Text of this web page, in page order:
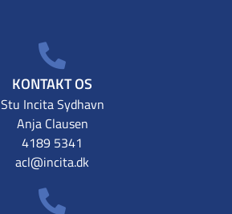
KONTAKT OS
Stu Incita Sydhavn
Anja Clausen
4189 5341
acl@incita.dk